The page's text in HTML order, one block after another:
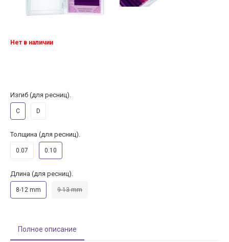
Нет в наличии
Изгиб (для ресниц).
C D
Толщина (для ресниц).
0.07 0.10
Длина (для ресниц).
8-12 mm 9-13 mm
Полное описание